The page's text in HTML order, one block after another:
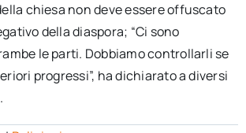
chiesa non deve essere offuscato
della diaspora; “Ci sono
le parti. Dobbiamo controllarli se
progressi”, ha dichiarato a diversi